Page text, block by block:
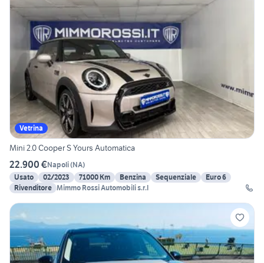
Vetrina
Mini 2.0 Cooper S Yours Automatica
22.900 €Napoli(NA)
Usato
02/2023 71000 Km Benzina Sequenziale
Euro 6
Rivenditore Mimmo Rossi Automobili s.r.l